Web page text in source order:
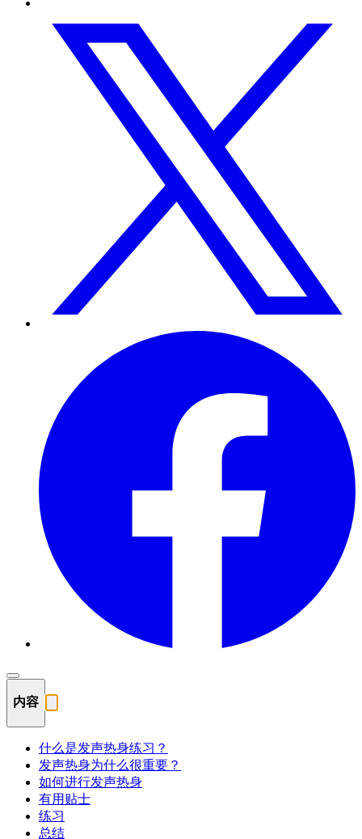
内容
什么是发声热身练习？
发声热身为什么很重要？
如何进行发声热身
有用贴士
练习
总结